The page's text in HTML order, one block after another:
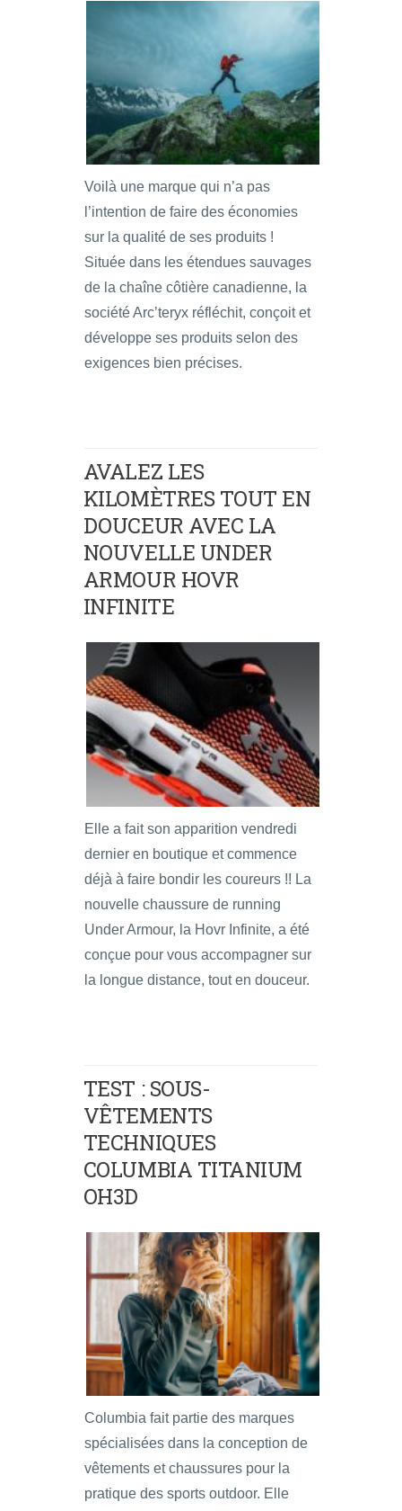
Voilà une marque qui n’a pas
l’intention de faire des économies
sur la qualité de ses produits !
Située dans les étendues sauvages
de la chaîne côtière canadienne, la
société Arc’teryx réfléchit, conçoit et
développe ses produits selon des
exigences bien précises.
AVALEZ LES
KILOMÈTRES TOUT EN
DOUCEUR AVEC LA
NOUVELLE UNDER
ARMOUR HOVR
INFINITE
Elle a fait son apparition vendredi
dernier en boutique et commence
déjà à faire bondir les coureurs !! La
nouvelle chaussure de running
Under Armour, la Hovr Infinite, a été
conçue pour vous accompagner sur
la longue distance, tout en douceur.
TEST : SOUS-
VÊTEMENTS
TECHNIQUES
COLUMBIA TITANIUM
OH3D
Columbia fait partie des marques
spécialisées dans la conception de
vêtements et chaussures pour la
pratique des sports outdoor. Elle